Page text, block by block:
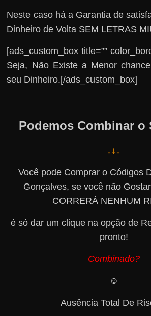
Neste caso há a Garantia de
Dinheiro de Volta SEM LETRAS
[ads_custom_box title=””
Seja, Não Existe a Menor
seu Dinheiro.[/ads_custom_box]
Podemos Combinar o
↓↓↓
Você pode Comprar o Códigos
Gonçalves, se você não
CORRERÁ NENHUM
é só dar um clique na opção de
pronto!
Combinado?
☺️
Ausência Total De